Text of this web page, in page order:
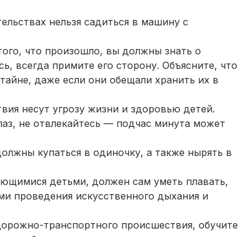
нельзя садиться в машину с
что произошло, вы должны знать о
всегда примите его сторону. Объясните, что
даже если они обещали хранить их в
несут угрозу жизни и здоровью детей.
не отвлекайтесь — подчас минута может
купаться в одиночку, а также нырять в
детьми, должен сам уметь плавать,
проведения искусственного дыхания и
транспортного происшествия, обучите